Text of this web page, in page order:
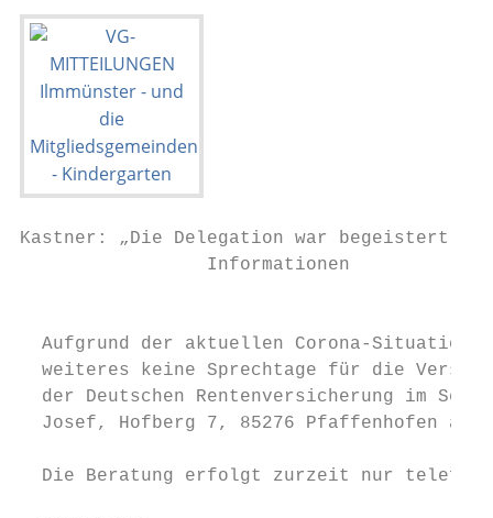
Kastner: „Die Delegation war begeistert von
Informationen
Aufgrund der aktuellen Corona-
weiteres keine Sprechtage für die
der Deutschen Rentenversicherung im
Josef, Hofberg 7, 85276 Pfaffenhofen
Die Beratung erfolgt zurzeit nur